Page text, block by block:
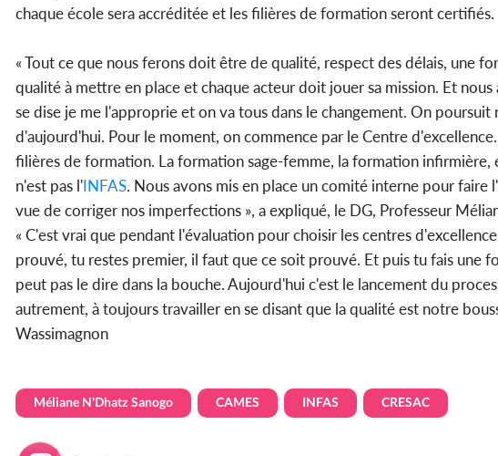
chaque école sera accréditée et les filières de formation seront certifiés.
« Tout ce que nous ferons doit être de qualité, respect des délais, une
qualité à mettre en place et chaque acteur doit jouer sa mission. Et
se dise je me l'approprie et on va tous dans le changement. On
d'aujourd'hui. Pour le moment, on commence par le Centre
filières de formation. La formation sage-femme, la formation infirmière,
n'est pas l'INFAS. Nous avons mis en place un comité interne pour
vue de corriger nos imperfections », a expliqué, le DG, Professeur
« C'est vrai que pendant l'évaluation pour choisir les centres
prouvé, tu restes premier, il faut que ce soit prouvé. Et puis tu fais une
peut pas le dire dans la bouche. Aujourd'hui c'est le lancement du
autrement, à toujours travailler en se disant que la qualité est notre
Wassimagnon
Méliane N'Dhatz Sanogo CAMES INFAS CRESAC